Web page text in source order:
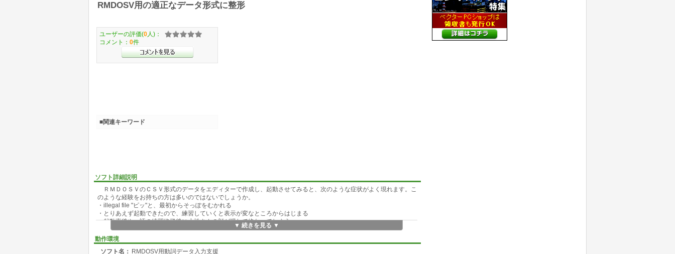
RMDOSV用の適正なデータ形式に整形
ソフト詳細説明
ＲＭＤＯＳＶのＣＳＶ形式のデータをエディターで作成し、起動させてみると、次のような症状がよく現れます。こ
のような経験をお持ちの方は多いのではないでしょうか。
・illegal file "ピッ"と、最初からそっぽをむかれる
・とりあえず起動できたので、練習していくと表示が変なところからはじまる
・起動直後や一語の練習終了後に小松さんの顔が現れて終わってしまう。
どこかデータに誤りがあるはず...と見てもＣＳＶゆえに見ずらく、百語くらいでもその発見は困難です。
かく言う私も苦慮し、エディターでキリール文字を入力するためＶｚのマクロ ＲＵＳＳ９８.ＤＥＦは必須なので、Ｃ
▼ 続きを見る ▼
動作環境
ソフト名： RMDOSV用動詞データ入力支援
ユーザーの評価(0 人)：
コメント： 0件
■関連キーワード